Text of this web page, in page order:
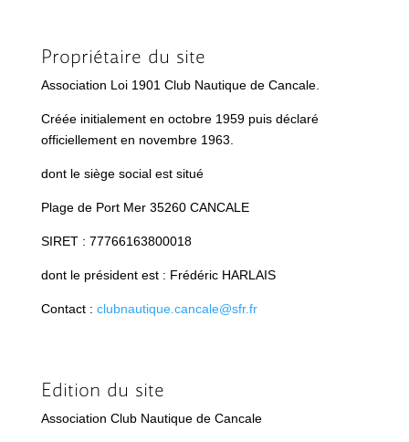
Propriétaire du site
Association Loi 1901 Club Nautique de Cancale.
Créée initialement en octobre 1959 puis déclaré
officiellement en novembre 1963.
dont le siège social est situé
Plage de Port Mer 35260 CANCALE
SIRET : 77766163800018
dont le président est : Frédéric HARLAIS
Contact : clubnautique.cancale@sfr.fr
Edition du site
Association Club Nautique de Cancale